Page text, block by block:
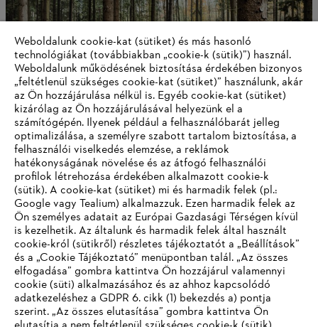
Akkumulátor-technológia
Információk a beszállítók számára
Termékek
Kapcsolat
Karrier
Bejelentő rendszer
Weboldalunk cookie-kat (sütiket) és más hasonló
technológiákat (továbbiakban „cookie-k (sütik)”) használ.
Weboldalunk működésének biztosítása érdekében bizonyos
„feltétlenül szükséges cookie-kat (sütiket)” használunk, akár
az Ön hozzájárulása nélkül is. Egyéb cookie-kat (sütiket)
kizárólag az Ön hozzájárulásával helyezünk el a
számítógépén. Ilyenek például a felhasználóbarát jelleg
optimalizálása, a személyre szabott tartalom biztosítása, a
felhasználói viselkedés elemzése, a reklámok
hatékonyságának növelése és az átfogó felhasználói
profilok létrehozása érdekében alkalmazott cookie-k
(sütik). A cookie-kat (sütiket) mi és harmadik felek (pl.:
Google vagy Tealium) alkalmazzuk. Ezen harmadik felek az
Ön személyes adatait az Európai Gazdasági Térségen kívül
is kezelhetik. Az általunk és harmadik felek által használt
cookie-król (sütikről) részletes tájékoztatót a „Beállítások”
és a „Cookie Tájékoztató” menüpontban talál. „Az összes
elfogadása” gombra kattintva Ön hozzájárul valamennyi
cookie (süti) alkalmazásához és az ahhoz kapcsolódó
adatkezeléshez a GDPR 6. cikk (1) bekezdés a) pontja
szerint. „Az összes elutasítása” gombra kattintva Ön